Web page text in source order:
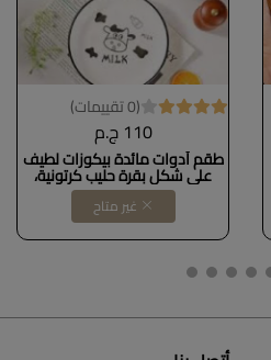
(0 تقييمات)
110 ج.م
طقم أدوات مائدة بيكوزات لطيف
على شكل بقرة حليب كرتونية،
وعاء طبق عشاء سيراميك على
شكل بقرة Dollars for imporT
كود B0BN7L18MN
غير متاح